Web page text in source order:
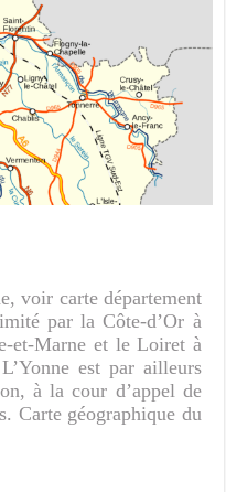
voir carte département
par la Côte-d’Or à
et-Marne et le Loiret à
est par ailleurs
à la cour d’appel de
Carte géographique du